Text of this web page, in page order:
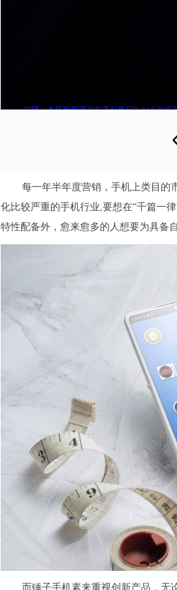
每一年半年度营销，手机上类目的
化比较严重的手机行业,要想在“千篇一
特性配备外，愈来愈多的人想要为具备
而锤子手机素来重视创新产品，无